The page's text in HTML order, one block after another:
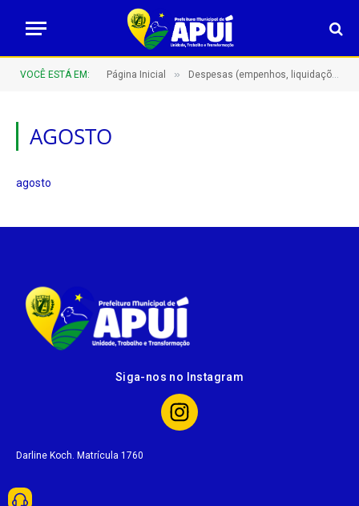
VOCÊ ESTÁ EM: Página Inicial » Despesas (empenhos, liquidações e pagamentos)
AGOSTO
agosto
Siga-nos no Instagram
Darline Koch. Matrícula 1760